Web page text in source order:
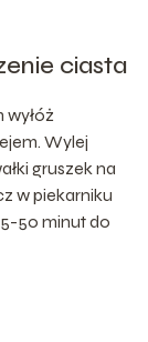
ciasta
wyłóż
Wylej
gruszek na
w piekarniku
50 minut do